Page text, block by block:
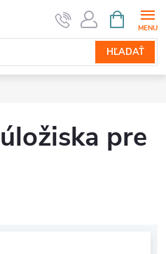
HĽADAŤ
KOŠÍK
pre